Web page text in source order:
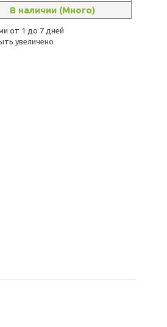
В наличии (Много)
от 1 до 7 дней
увеличено